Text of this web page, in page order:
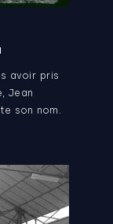
avoir pris
Jean
son nom.